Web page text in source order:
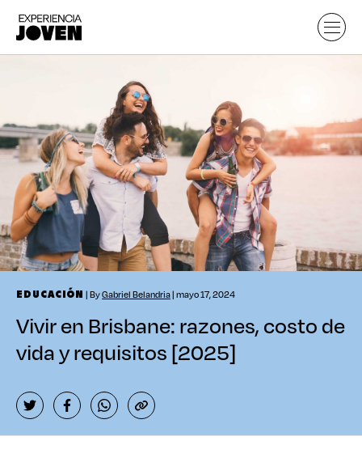
EDUCACIÓN | ByGabriel Belandria| mayo 17, 2024
Vivir en Brisbane: razones, costo de
vida y requisitos [2025]